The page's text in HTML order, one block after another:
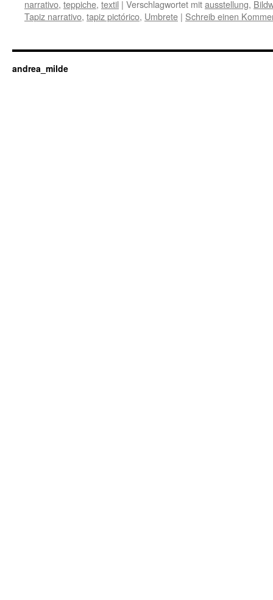
narrativo, teppiche, textil | Verschlagwortet mitausstellung,
Tapiz narrativo, tapiz pictórico, Umbrete | Schreib einen
andrea_milde